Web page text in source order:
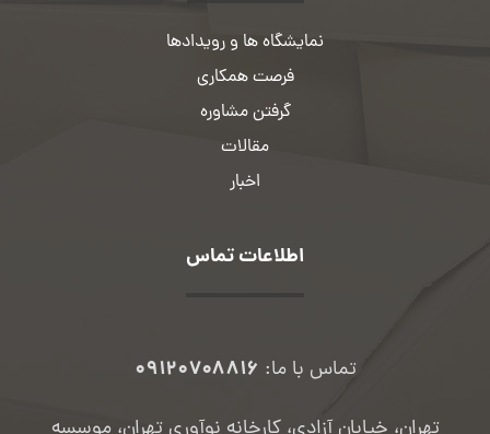
نمایشگاه ها و رویدادها
فرصت همکاری
گرفتن مشاوره
مقالات
اخبار
اطلاعات تماس
تماس با ما: ۰۹۱۲۰۷۰۸۸۱۶